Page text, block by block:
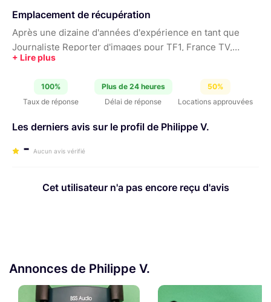
Emplacement de récupération
Après une dizaine d'années d'expérience en tant que
Journaliste Reporter d'images pour TF1, France TV,
Associated Press et Reuters, je me suis tourné vers la
développe actuellement une agence digitale de
streaming et captation vidéo pour des conférences et
Montpellier
100%
Taux de réponse
Plus de 24 heures
Délai de réponse
50%
Locations approuvées
Les derniers avis sur le profil de Philippe V.
- Aucun avis vérifié
Cet utilisateur n'a pas encore reçu d'avis
Annonces de Philippe V.